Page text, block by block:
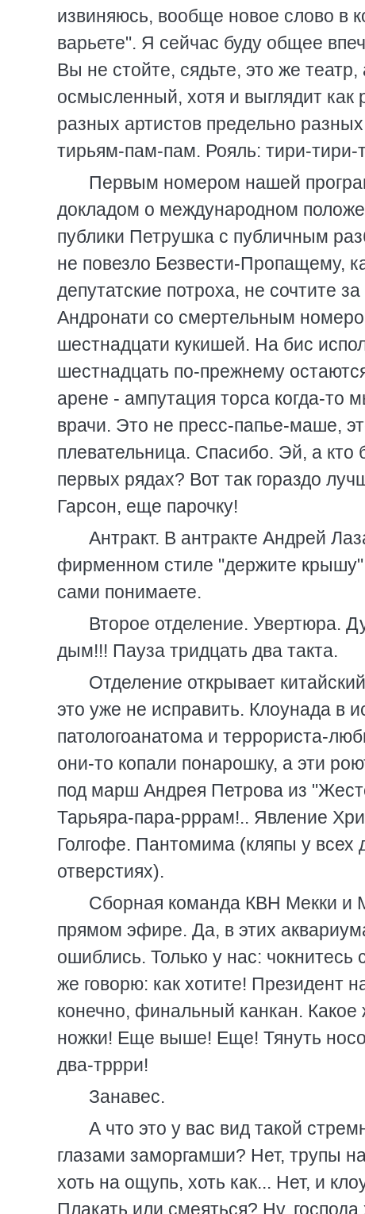
извиняюсь, вообще новое слово в
варьете". Я сейчас буду общее
Вы не стойте, сядьте, это же
осмысленный, хотя и выглядит
разных артистов предельно
тирьям-пам-пам. Рояль: тири-
Первым номером нашей
докладом о международном
публики Петрушка с публичным
не повезло Безвести-Пропащему,
депутатские потроха, не сочтите
Андронати со смертельным
шестнадцати кукишей. Hа бис
шестнадцать по-прежнему
арене - ампутация торса когда-то
врачи. Это не пресс-папье-маше,
плевательница. Спасибо. Эй, а
первых рядах? Вот так гораздо
Гарсон, еще парочку!
Антракт. В антракте Андрей
фирменном стиле "держите
сами понимаете.
Второе отделение. Увертюра.
дым!!! Пауза тридцать два такта.
Отделение открывает
это уже не исправить. Клоунада в
патологоанатома и террориста-
они-то копали понарошку, а эти
под марш Андрея Петрова из
Тарьяра-пара-рррам!.. Явление
Голгофе. Пантомима (кляпы у
отверстиях).
Сборная команда КВH Мекки и
прямом эфире. Да, в этих
ошиблись. Только у нас: чокнитесь
же говорю: как хотите! Президент
конечно, финальный канкан.
ножки! Еще выше! Еще! Тянуть
два-тррри!
Занавес.
А что это у вас вид такой
глазами заморгамши? Hет, трупы
хоть на ощупь, хоть как... Hет, и
Плакать или смеяться? Hу,